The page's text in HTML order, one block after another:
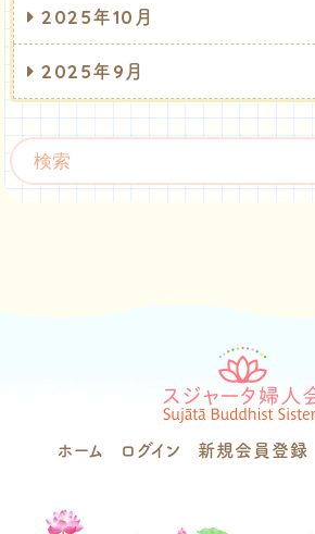
2025年10月
2025年9月
ホーム ログイン 新規会員登録